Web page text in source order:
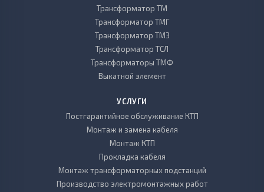
Трансформатор ТМ
Трансформатор ТМГ
Трансформатор ТМЗ
Трансформатор ТСЛ
Трансформаторы ТМФ
Выкатной элемент
УСЛУГИ
Постгарантийное обслуживание КТП
Монтаж и замена кабеля
Монтаж КТП
Прокладка кабеля
Монтаж трансформаторных подстанций
Производство электромонтажных работ